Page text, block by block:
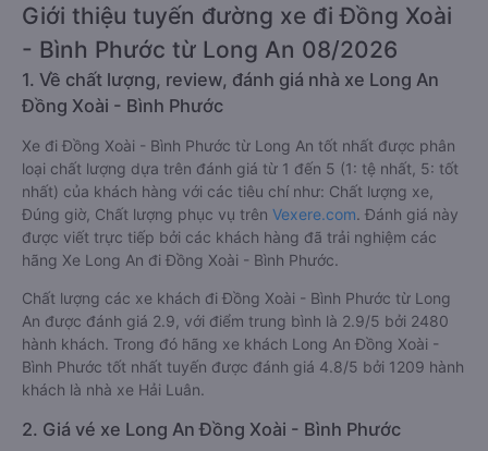
Giới thiệu tuyến đường xe đi Đồng Xoài
- Bình Phước từ Long An 08/2026
1. Về chất lượng, review, đánh giá nhà xe Long An
Đồng Xoài - Bình Phước
Xe đi Đồng Xoài - Bình Phước từ Long An tốt nhất được phân
loại chất lượng dựa trên đánh giá từ 1 đến 5 (1: tệ nhất, 5: tốt
nhất) của khách hàng với các tiêu chí như: Chất lượng xe,
Đúng giờ, Chất lượng phục vụ trên Vexere.com. Đánh giá này
được viết trực tiếp bởi các khách hàng đã trải nghiệm các
hãng Xe Long An đi Đồng Xoài - Bình Phước.
Chất lượng các xe khách đi Đồng Xoài - Bình Phước từ Long
An được đánh giá 2.9, với điểm trung bình là 2.9/5 bởi 2480
hành khách. Trong đó hãng xe khách Long An Đồng Xoài -
Bình Phước tốt nhất tuyến được đánh giá 4.8/5 bởi 1209 hành
khách là nhà xe Hải Luân.
2. Giá vé xe Long An Đồng Xoài - Bình Phước